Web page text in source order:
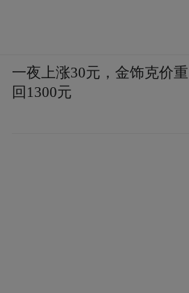
一夜上涨30元，金饰克价重
回1300元